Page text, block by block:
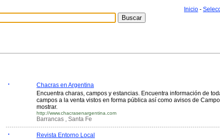
Inicio -
Chacras en Argentina
Encuentra charas, campos y estancias. Encuentra información de
campos a la venta vistos en forma pública así como avisos de
mostrar.
http://www.chacrasenargentina.com
Barrancas , Santa Fe
Revista Entorno Local